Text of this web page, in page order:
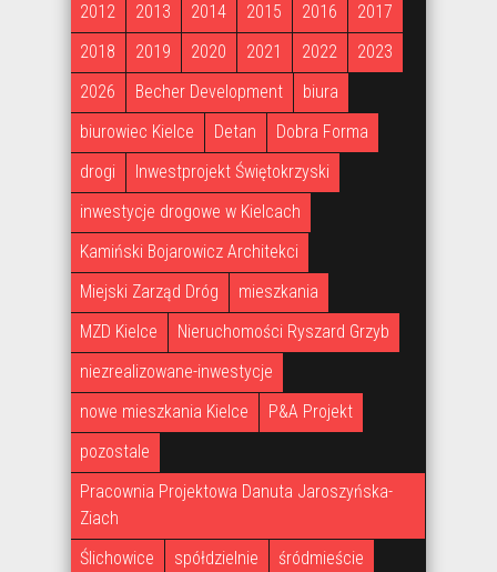
2012
2013 2014 2015 2016
2017
2018
2019 2020 2021 2022
2023
2026
Becher Development
biura
biurowiec Kielce
Detan
Dobra Forma
drogi
Inwestprojekt Świętokrzyski
inwestycje drogowe w Kielcach
Kamiński Bojarowicz Architekci
Miejski Zarząd Dróg
mieszkania
MZD Kielce
Nieruchomości Ryszard Grzyb
niezrealizowane-inwestycje
nowe mieszkania Kielce
P&A Projekt
pozostale
Pracownia Projektowa Danuta Jaroszyńska-
Ziach
Ślichowice
spółdzielnie śródmieście